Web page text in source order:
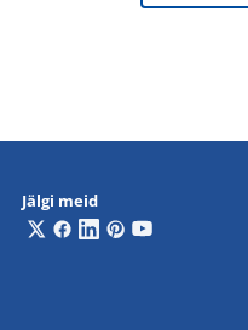
Jälgi meid